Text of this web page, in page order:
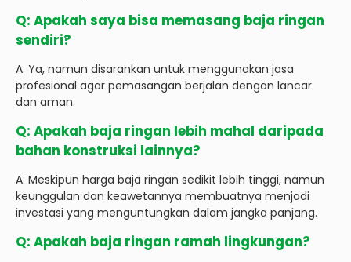
Q: Apakah saya bisa memasang baja ringan
sendiri?
A: Ya, namun disarankan untuk menggunakan jasa
profesional agar pemasangan berjalan dengan lancar
dan aman.
Q: Apakah baja ringan lebih mahal daripada
bahan konstruksi lainnya?
A: Meskipun harga baja ringan sedikit lebih tinggi, namun
keunggulan dan keawetannya membuatnya menjadi
investasi yang menguntungkan dalam jangka panjang.
Q: Apakah baja ringan ramah lingkungan?